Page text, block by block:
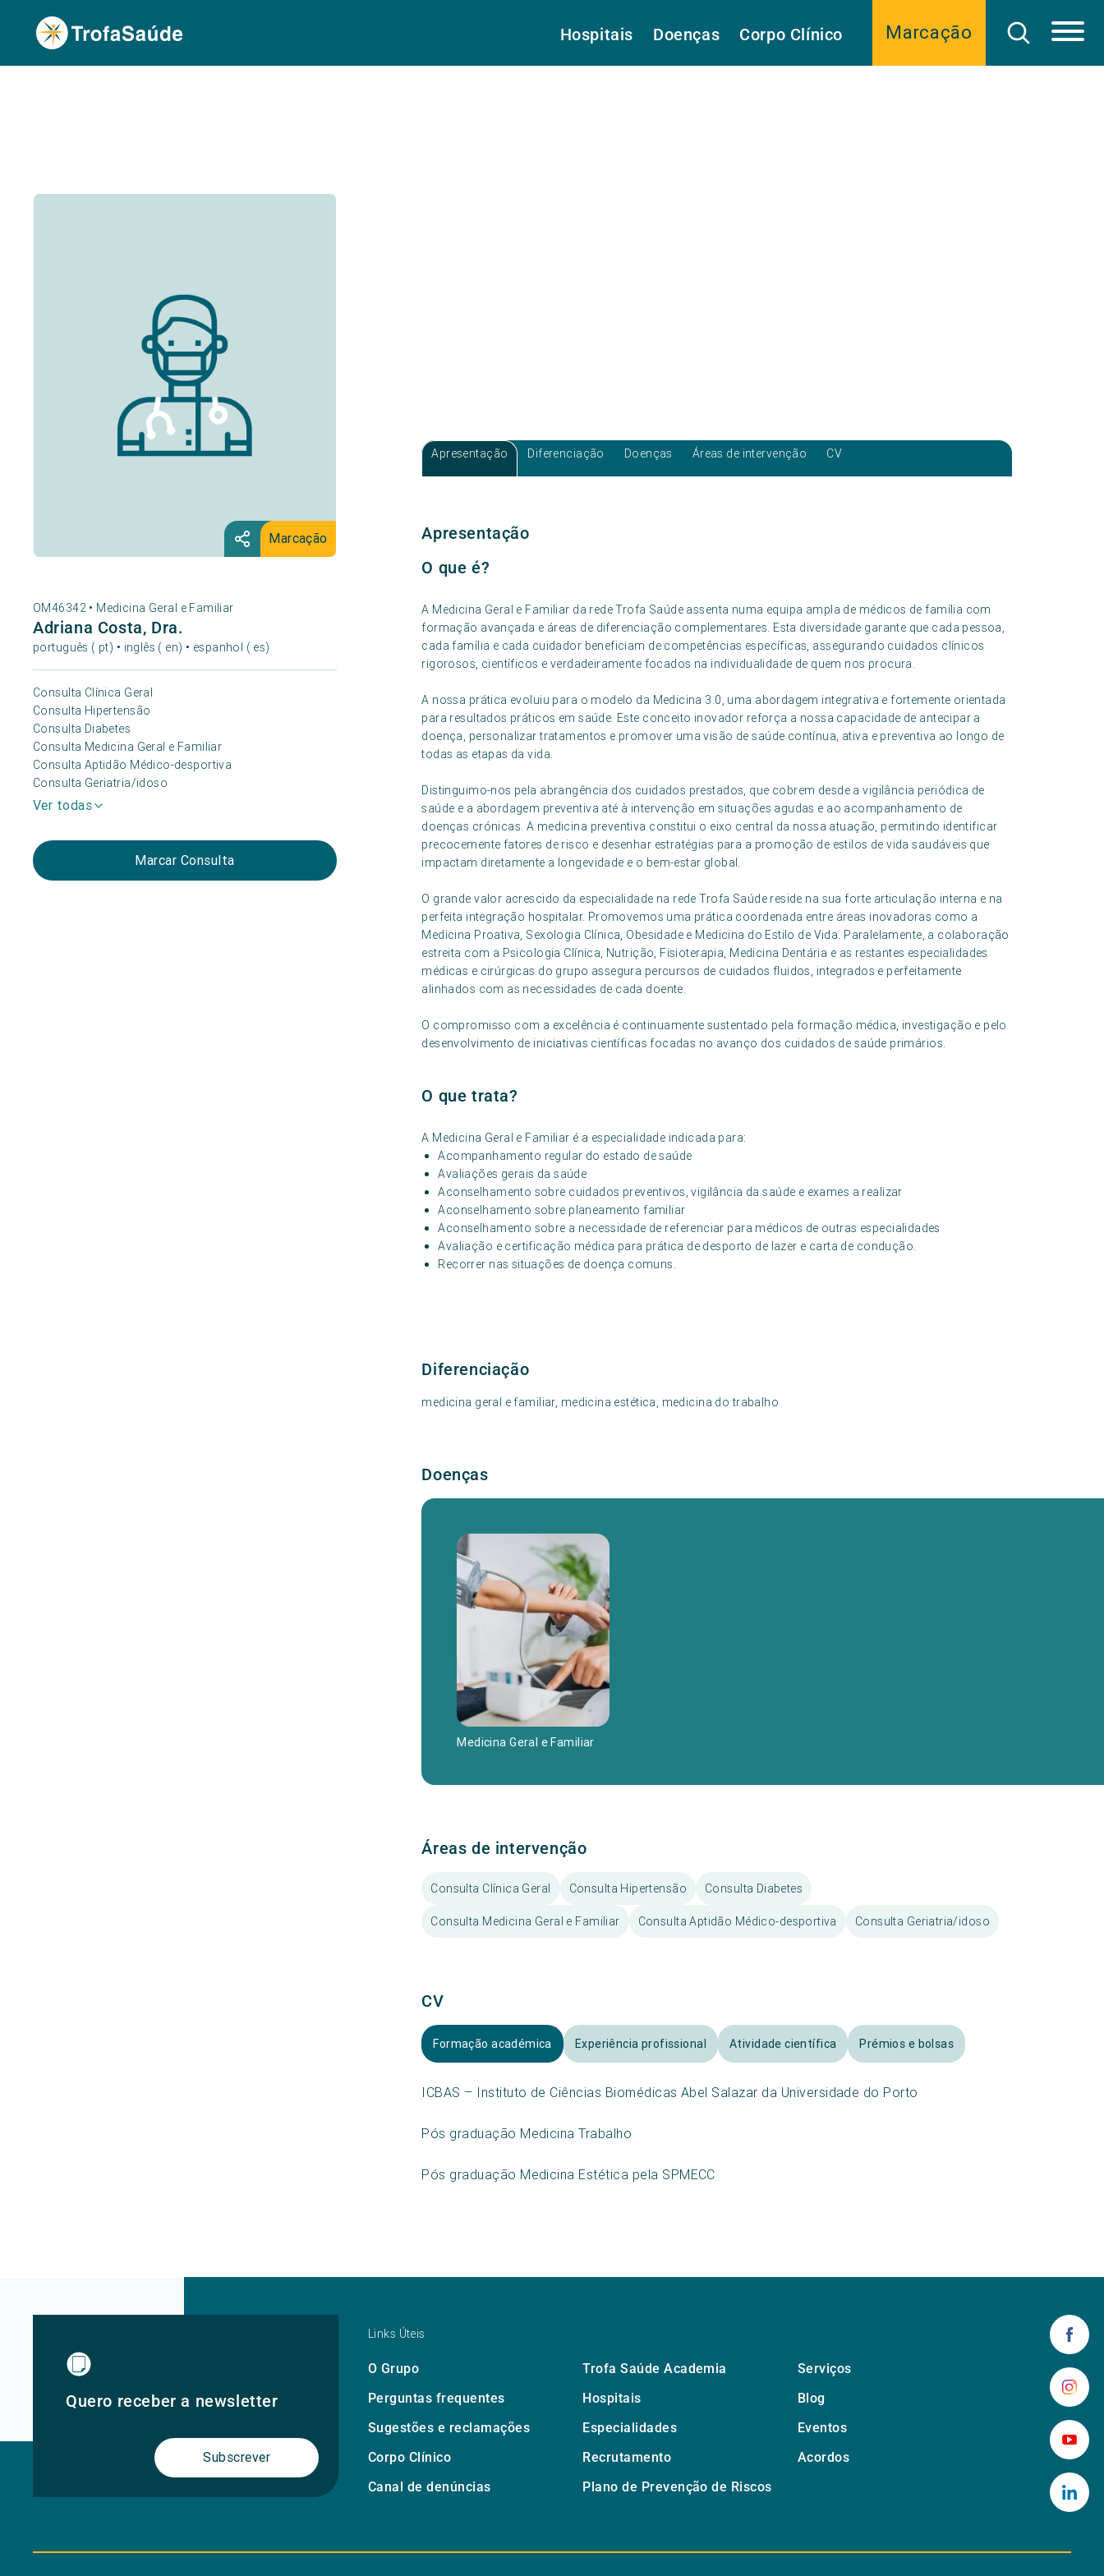
Marcação
Hospitais Doenças Corpo Clínico
Marcação
OM46342 • Medicina Geral e Familiar
Adriana Costa, Dra.
português ( pt) • inglês ( en) • espanhol ( es)
Consulta Clínica Geral
Consulta Hipertensão
Consulta Diabetes
Consulta Medicina Geral e Familiar
Consulta Aptidão Médico-desportiva
Consulta Geriatria/idoso
Ver todas
Marcar Consulta
Apresentação Diferenciação Doenças Áreas de intervenção CV
Apresentação
O que é?
A Medicina Geral e Familiar da rede Trofa Saúde assenta numa equipa ampla de médicos de família com
formação avançada e áreas de diferenciação complementares. Esta diversidade garante que cada pessoa,
cada família e cada cuidador beneficiam de competências específicas, assegurando cuidados clínicos
rigorosos, científicos e verdadeiramente focados na individualidade de quem nos procura.
A nossa prática evoluiu para o modelo da Medicina 3.0, uma abordagem integrativa e fortemente orientada
para resultados práticos em saúde. Este conceito inovador reforça a nossa capacidade de antecipar a
doença, personalizar tratamentos e promover uma visão de saúde contínua, ativa e preventiva ao longo de
todas as etapas da vida.
Distinguimo-nos pela abrangência dos cuidados prestados, que cobrem desde a vigilância periódica de
saúde e a abordagem preventiva até à intervenção em situações agudas e ao acompanhamento de
doenças crónicas. A medicina preventiva constitui o eixo central da nossa atuação, permitindo identificar
precocemente fatores de risco e desenhar estratégias para a promoção de estilos de vida saudáveis que
impactam diretamente a longevidade e o bem-estar global.
O grande valor acrescido da especialidade na rede Trofa Saúde reside na sua forte articulação interna e na
perfeita integração hospitalar. Promovemos uma prática coordenada entre áreas inovadoras como a
Medicina Proativa, Sexologia Clínica, Obesidade e Medicina do Estilo de Vida. Paralelamente, a colaboração
estreita com a Psicologia Clínica, Nutrição, Fisioterapia, Medicina Dentária e as restantes especialidades
médicas e cirúrgicas do grupo assegura percursos de cuidados fluidos, integrados e perfeitamente
alinhados com as necessidades de cada doente.
O compromisso com a excelência é continuamente sustentado pela formação médica, investigação e pelo
desenvolvimento de iniciativas científicas focadas no avanço dos cuidados de saúde primários.
O que trata?
A Medicina Geral e Familiar é a especialidade indicada para:
Acompanhamento regular do estado de saúde
Avaliações gerais da saúde
Aconselhamento sobre cuidados preventivos, vigilância da saúde e exames a realizar
Aconselhamento sobre planeamento familiar
Aconselhamento sobre a necessidade de referenciar para médicos de outras especialidades
Avaliação e certificação médica para prática de desporto de lazer e carta de condução.
Recorrer nas situações de doença comuns.
Diferenciação
medicina geral e familiar, medicina estética, medicina do trabalho
Doenças
Medicina Geral e Familiar
Áreas de intervenção
Consulta Clínica Geral Consulta Hipertensão Consulta Diabetes
Consulta Medicina Geral e Familiar Consulta Aptidão Médico-desportiva Consulta Geriatria/idoso
CV
Formação académica Experiência profissional Atividade científica Prémios e bolsas
ICBAS – Instituto de Ciências Biomédicas Abel Salazar da Universidade do Porto
Pós graduação Medicina Trabalho
Pós graduação Medicina Estética pela SPMECC
Quero receber a newsletter
Subscrever
Links Úteis
O Grupo Trofa Saúde Academia
Serviços
Perguntas frequentes
Hospitais
Blog
Sugestões e reclamações
Especialidades
Eventos
Corpo Clínico
Recrutamento
Acordos
Canal de denúncias
Plano de Prevenção de Riscos